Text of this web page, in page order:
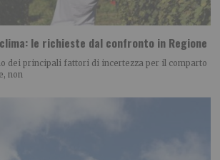
le richieste dal confronto in Regione
dei principali fattori di incertezza per il comparto
non